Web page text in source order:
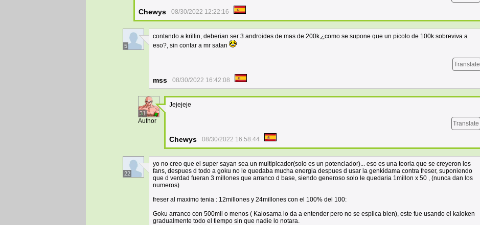
Chewys 08/30/2022 12:22:16
5
contando a krillin, deberian ser 3 androides de mas de 200k,¿como se supone que un picolo de 100k sobreviva a
eso?, sin contar a mr satan
Translate
mss 08/30/2022 16:42:08
31
Author
Jejejeje
Translate
Chewys 08/30/2022 16:58:44
22
yo no creo que el super sayan sea un multipicador(solo es un potenciador)... eso es una teoria que se creyeron los
fans, despues d todo a goku no le quedaba mucha energia despues d usar la genkidama contra freser, suponiendo
que d verdad fueran 3 millones que arranco d base, siendo generoso solo le quedaria 1millon x 50 , (nunca dan los
numeros)
freser al maximo tenia : 12millones y 24millones con el 100% del 100:
Goku arranco con 500mil o menos ( Kaiosama lo da a entender pero no se esplica bien), este fue usando el kaioken
gradualmente todo el tiempo sin que nadie lo notara.